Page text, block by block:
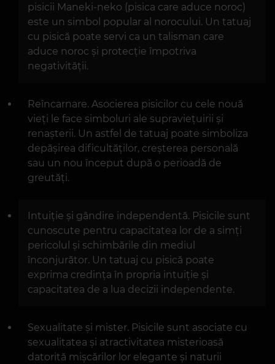
pisicii Maneki-neko (pisica care aduce noroc)
este un simbol popular al norocului. Un tatuaj
cu pisică poate servi ca un talisman care
aduce noroc și protecție împotriva
negativității.
Reîncarnare. Asocierea pisicilor cu cele nouă
vieți le face simboluri ale supraviețuirii și
renașterii. Un astfel de tatuaj poate simboliza
depășirea dificultăților, creșterea personală
sau un nou început după o perioadă de
greutăți.
Intuiție și gândire independentă. Pisicile sunt
cunoscute pentru capacitatea lor de a simți
pericolul și schimbările din mediul
înconjurător. Un tatuaj cu pisică poate
exprima credința în propria intuiție și
capacitatea de a lua decizii independente.
Sexualitate și mister. Pisicile sunt asociate cu
sexualitatea și atractivitatea misterioasă
datorită mișcărilor lor elegante și naturii